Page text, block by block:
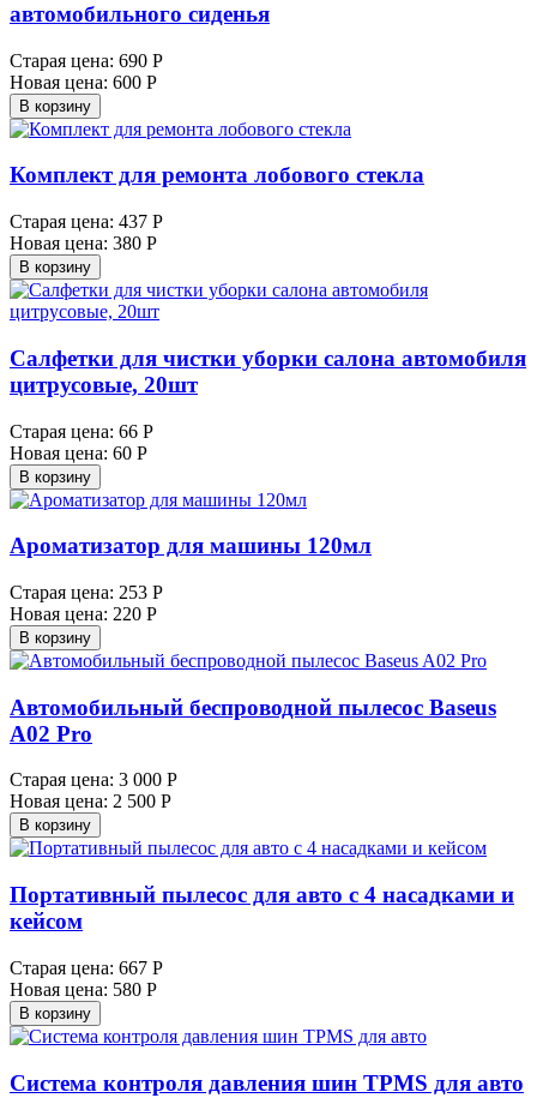
автомобильного сиденья
Старая цена: 690 Р
Новая цена: 600 Р
В корзину
Комплект для ремонта лобового стекла
Старая цена: 437 Р
Новая цена: 380 Р
В корзину
Салфетки для чистки уборки салона автомобиля
цитрусовые, 20шт
Старая цена: 66 Р
Новая цена: 60 Р
В корзину
Ароматизатор для машины 120мл
Старая цена: 253 Р
Новая цена: 220 Р
В корзину
Автомобильный беспроводной пылесос Baseus
A02 Pro
Старая цена: 3 000 Р
Новая цена: 2 500 Р
В корзину
Портативный пылесос для авто с 4 насадками и
кейсом
Старая цена: 667 Р
Новая цена: 580 Р
В корзину
Система контроля давления шин TPMS для авто